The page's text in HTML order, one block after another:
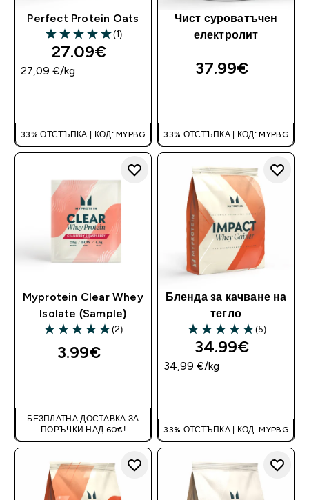
Perfect Protein Oats
5 out of 5 stars
(1)
27.09€‎
27,09 €‎/kg
33% ОТСТЪПКА | КОД: MYPBG
Чист суроватъчен
електролит
37.99€‎
33% ОТСТЪПКА | КОД: MYPBG
Myprotein Clear Whey
Isolate (Sample)
5 out of 5 stars
(2)
3.99€‎
БЕЗПЛАТНА ДОСТАВКА ЗА
ПОРЪЧКИ НАД 60€!
Бленда за качване на
тегло
5 out of 5 stars
(5)
34.99€‎
34,99 €‎/kg
33% ОТСТЪПКА | КОД: MYPBG